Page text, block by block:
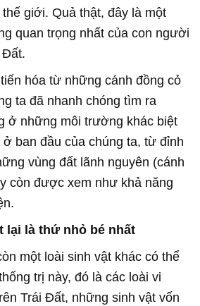
giới. Quả thật, đây là một
quan trọng nhất của con người
Đất.
hóa từ những cánh đồng cỏ
ta đã nhanh chóng tìm ra
ở những môi trường khác biệt
ban đầu của chúng ta, từ đỉnh
vùng đất lãnh nguyên (cánh
còn được xem như khả năng
lại là thứ nhỏ bé nhất
một loài sinh vật khác có thể
trị này, đó là các loài vi
Trái Đất, những sinh vật vốn